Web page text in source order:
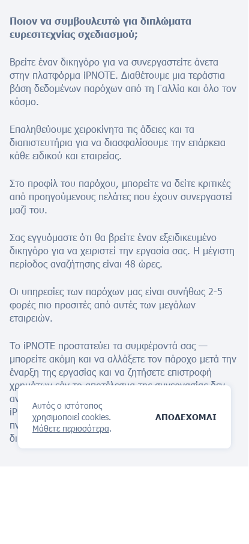
Αυτός ο ιστότοπος
χρησιμοποιεί cookies.
Μάθετε περισσότερα.
ΑΠΟΔΕΧΟΜΑΙ
Ποιον να συμβουλευτώ για διπλώματα
ευρεσιτεχνίας σχεδιασμού;
Βρείτε έναν δικηγόρο για να συνεργαστείτε άνετα
στην πλατφόρμα iPNOTE. Διαθέτουμε μια τεράστια
βάση δεδομένων παρόχων από τη Γαλλία και όλο τον
κόσμο.
Επαληθεύουμε χειροκίνητα τις άδειες και τα
διαπιστευτήρια για να διασφαλίσουμε την επάρκεια
κάθε ειδικού και εταιρείας.
Στο προφίλ του παρόχου, μπορείτε να δείτε κριτικές
από προηγούμενους πελάτες που έχουν συνεργαστεί
μαζί του.
Σας εγγυόμαστε ότι θα βρείτε έναν εξειδικευμένο
δικηγόρο για να χειριστεί την εργασία σας. Η μέγιστη
περίοδος αναζήτησης είναι 48 ώρες.
Οι υπηρεσίες των παρόχων μας είναι συνήθως 2-5
φορές πιο προσιτές από αυτές των μεγάλων
εταιρειών.
Το iPNOTE προστατεύει τα συμφέροντά σας —
μπορείτε ακόμη και να αλλάξετε τον πάροχο μετά την
έναρξη της εργασίας και να ζητήσετε επιστροφή
χρημάτων εάν το αποτέλεσμα της συνεργασίας δεν
ανταποκρίνεται στις απαιτήσεις σας. Εγγραφείτε στο
iPNOTE και αναθέστε εύκολα τη διαχείριση θεμάτων
πνευματικής ιδιοκτησίας σε επαγγελματίες
δικηγόρους.